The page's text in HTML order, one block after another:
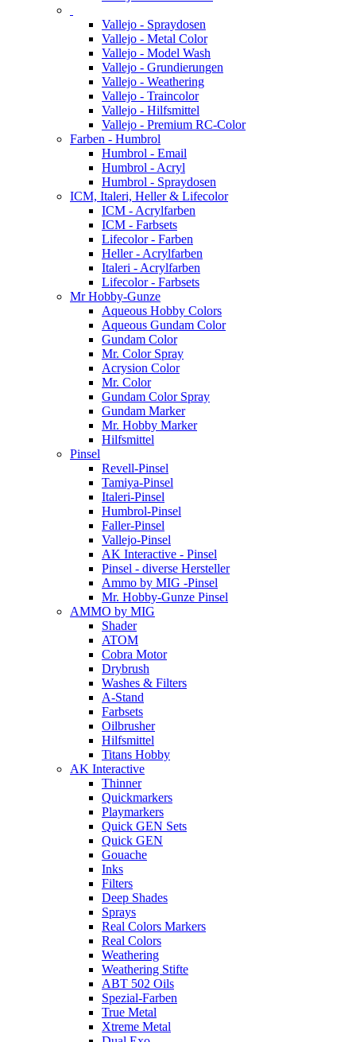
Vallejo - Spraydosen
Vallejo - Metal Color
Vallejo - Model Wash
Vallejo - Grundierungen
Vallejo - Weathering
Vallejo - Traincolor
Vallejo - Hilfsmittel
Vallejo - Premium RC-Color
Farben - Humbrol
Humbrol - Email
Humbrol - Acryl
Humbrol - Spraydosen
ICM, Italeri, Heller & Lifecolor
ICM - Acrylfarben
ICM - Farbsets
Lifecolor - Farben
Heller - Acrylfarben
Italeri - Acrylfarben
Lifecolor - Farbsets
Mr Hobby-Gunze
Aqueous Hobby Colors
Aqueous Gundam Color
Gundam Color
Mr. Color Spray
Acrysion Color
Mr. Color
Gundam Color Spray
Gundam Marker
Mr. Hobby Marker
Hilfsmittel
Pinsel
Revell-Pinsel
Tamiya-Pinsel
Italeri-Pinsel
Humbrol-Pinsel
Faller-Pinsel
Vallejo-Pinsel
AK Interactive - Pinsel
Pinsel - diverse Hersteller
Ammo by MIG -Pinsel
Mr. Hobby-Gunze Pinsel
AMMO by MIG
Shader
ATOM
Cobra Motor
Drybrush
Washes & Filters
A-Stand
Farbsets
Oilbrusher
Hilfsmittel
Titans Hobby
AK Interactive
Thinner
Quickmarkers
Playmarkers
Quick GEN Sets
Quick GEN
Gouache
Inks
Filters
Deep Shades
Sprays
Real Colors Markers
Real Colors
Weathering
Weathering Stifte
ABT 502 Oils
Spezial-Farben
True Metal
Xtreme Metal